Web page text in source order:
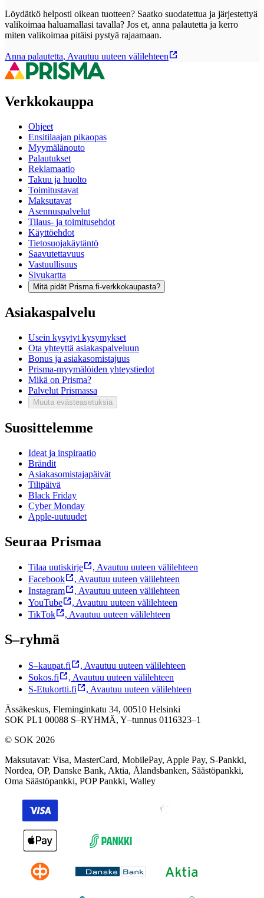
Löydätkö helposti oikean tuotteen? Saatko suodatettua ja järjestettyä
valikoimaa haluamallasi tavalla? Jos et, anna palautetta ja kerro
miten valikoimaa pitäisi pystyä rajaamaan.
Anna palautetta, Avautuu uuteen välilehteen
Verkkokauppa
Ohjeet
Ensitilaajan pikaopas
Myymälänouto
Palautukset
Reklamaatio
Takuu ja huolto
Toimitustavat
Maksutavat
Asennuspalvelut
Tilaus- ja toimitusehdot
Käyttöehdot
Tietosuojakäytäntö
Saavutettavuus
Vastuullisuus
Sivukartta
Mitä pidät Prisma.fi-verkkokaupasta?
Asiakaspalvelu
Usein kysytyt kysymykset
Ota yhteyttä asiakaspalveluun
Bonus ja asiakasomistajuus
Prisma-myymälöiden yhteystiedot
Mikä on Prisma?
Palvelut Prismassa
Muuta evästeasetuksia
Suosittelemme
Ideat ja inspiraatio
Brändit
Asiakasomistajapäivät
Tilipäivä
Black Friday
Cyber Monday
Apple-uutuudet
Seuraa Prismaa
Tilaa uutiskirje , Avautuu uuteen välilehteen
Facebook
, Avautuu uuteen välilehteen
Instagram
, Avautuu uuteen välilehteen
YouTube
, Avautuu uuteen välilehteen
TikTok
, Avautuu uuteen välilehteen
S–ryhmä
S–kaupat.fi , Avautuu uuteen välilehteen
Sokos.fi
, Avautuu uuteen välilehteen
S-Etukortti.fi
, Avautuu uuteen välilehteen
Ässäkeskus, Fleminginkatu 34, 00510 Helsinki
SOK PL1 00088 S–RYHMÄ, Y–tunnus 0116323–1
© SOK 2026
Maksutavat: Visa, MasterCard, MobilePay, Apple Pay, S-Pankki,
Nordea, OP, Danske Bank, Aktia, Ålandsbanken, Säästöpankki,
Oma Säästöpankki, POP Pankki, Walley